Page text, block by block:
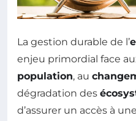
La gestion durable de l’
enjeu primordial face
population, au
dégradation des
d’assurer un accès à une